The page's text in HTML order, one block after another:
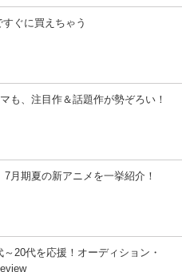
ぐに買えちゃう
も、注目作＆話題作が勢ぞろい！
7月期夏の新アニメを一挙紹介！
20代を応援！オーディション・